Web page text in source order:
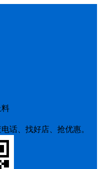
料
话、找好店、抢优惠。